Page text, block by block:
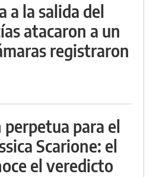
a la salida del
atacaron a un
registraron
para el
Scarione: el
el veredicto